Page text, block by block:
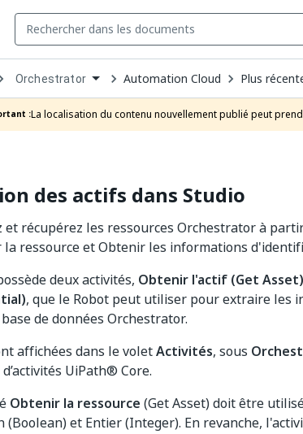
Open
Dropdown
to
choose
product
Orchestrator Automation Cloud Plus
:La localisation du contenu nouvellement publié peut
des actifs dans Studio
et récupérez les ressources Orchestrator à
ressource et Obtenir les informations
deux activités, Obtenir l'actif (Get Asset)
, que le Robot peut utiliser pour extraire les
de données Orchestrator.
affichées dans le voletActivités, sous
UiPath® Core.
Obtenir la ressource (Get Asset) doit être
(Boolean) et Entier (Integer). En revanche,